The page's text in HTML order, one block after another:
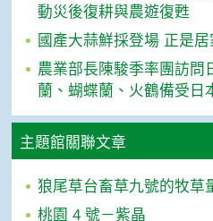
動災後復耕與農遊復甦
國產大蒜鮮採登場 正是
農業部長陳駿季率團訪問
蘭、蝴蝶蘭、火鶴備受日
主題館關聯文章
狼尾草台畜草九號的牧草
桃園 4 號－紫晶